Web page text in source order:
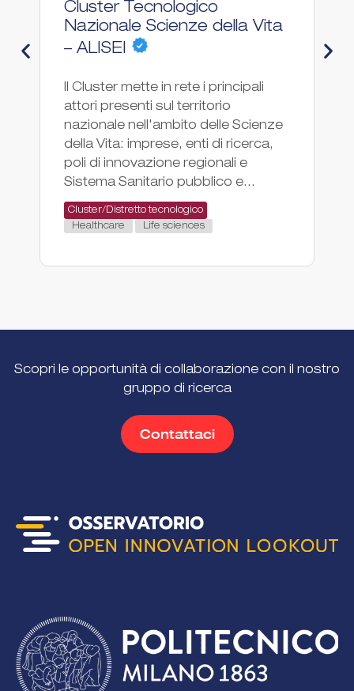
Cluster Tecnologico
Nazionale Scienze della Vita
– ALISEI
Il Cluster mette in rete i principali
attori presenti sul territorio
nazionale nell'ambito delle Scienze
della Vita: imprese, enti di ricerca,
poli di innovazione regionali e
Sistema Sanitario pubblico e...
Cluster/Distretto tecnologico
Healthcare
Life sciences
Scopri le opportunità di collaborazione con il nostro
gruppo di ricerca
Contattaci